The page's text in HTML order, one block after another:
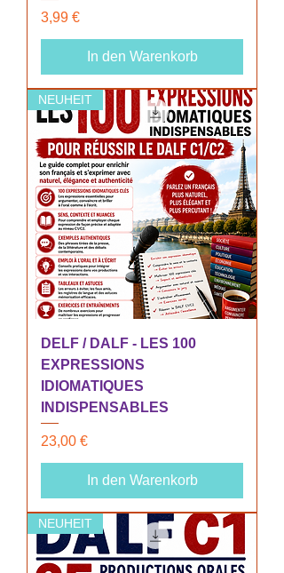
Preis
3,99 €
In den Warenkorb
NEUHEIT
DELF / DALF - LES 100
EXPRESSIONS
IDIOMATIQUES
INDISPENSABLES
Preis
23,00 €
In den Warenkorb
NEUHEIT